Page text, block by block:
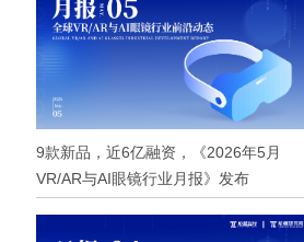
9款新品，近6亿融资，《2026年5月
VR/AR与AI眼镜行业月报》发布